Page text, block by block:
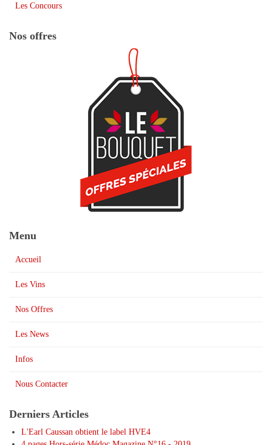
Les Concours
Nos offres
Menu
Accueil
Les Vins
Nos Offres
Les News
Infos
Nous Contacter
Derniers Articles
L'Earl Caussan obtient le label HVE4